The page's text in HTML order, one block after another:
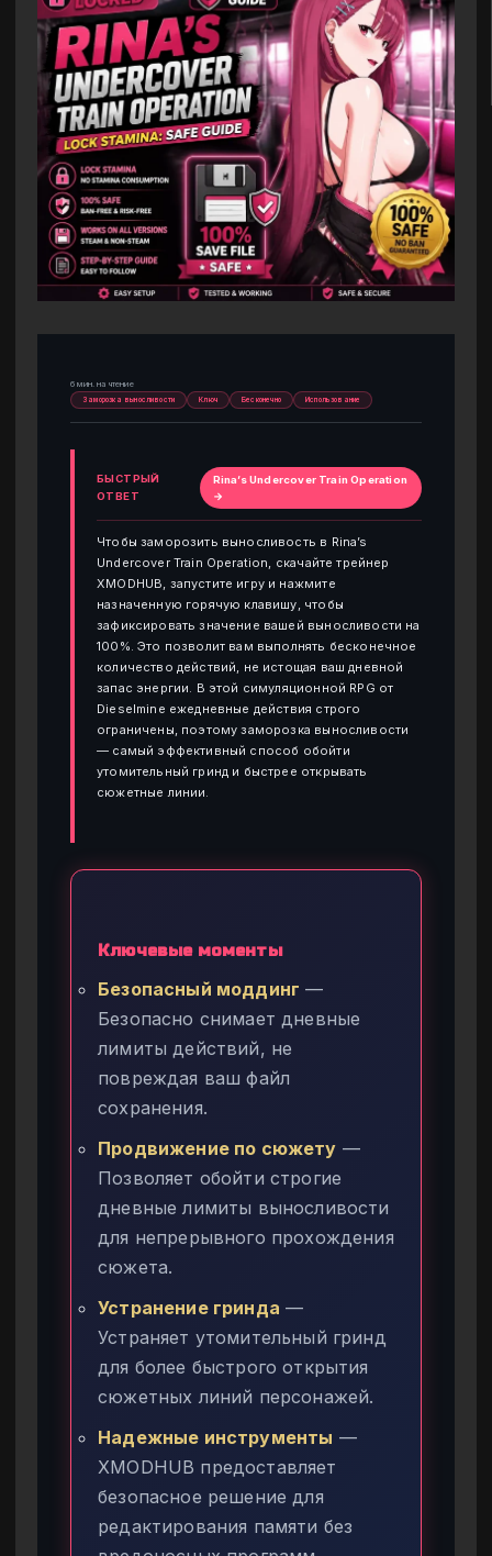
6 мин. на чтение
Заморозка выносливости Ключ Бесконечно Использование
БЫСТРЫЙ
ОТВЕТ
Rina’s Undercover Train Operation
→
Чтобы заморозить выносливость в Rina’s
Undercover Train Operation, скачайте трейнер
XMODHUB, запустите игру и нажмите
назначенную горячую клавишу, чтобы
зафиксировать значение вашей выносливости на
100%. Это позволит вам выполнять бесконечное
количество действий, не истощая ваш дневной
запас энергии. В этой симуляционной RPG от
Dieselmine ежедневные действия строго
ограничены, поэтому заморозка выносливости
— самый эффективный способ обойти
утомительный гринд и быстрее открывать
сюжетные линии.
Ключевые моменты
Безопасный моддинг —
Безопасно снимает дневные
лимиты действий, не
повреждая ваш файл
сохранения.
Продвижение по сюжету —
Позволяет обойти строгие
дневные лимиты выносливости
для непрерывного прохождения
сюжета.
Устранение гринда —
Устраняет утомительный гринд
для более быстрого открытия
сюжетных линий персонажей.
Надежные инструменты —
XMODHUB предоставляет
безопасное решение для
редактирования памяти без